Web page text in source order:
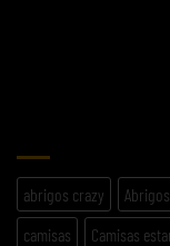
abrigos crazy
camisas
Camisas